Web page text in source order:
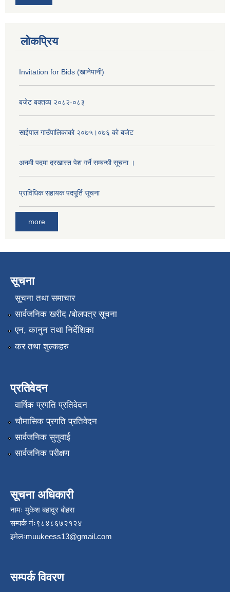
लोकप्रिय
Invitation for Bids (खानेपानी)
बजेट बक्तव्य २०८२-०८३
साईपाल गाउँपालिकाकाे २०७५।०७६ काे बजेट
अनमी पदमा दरखास्त पेश गर्ने सम्बन्धी सूचना ।
प्राविधिक सहायक पदपू्र्ति सूचना
more
सूचना
सूचना तथा समाचार
सार्वजनिक खरीद /बोलपत्र सूचना
एन, कानुन तथा निर्देशिका
कर तथा शुल्कहरु
प्रतिवेदन
वार्षिक प्रगति प्रतिवेदन
चौमासिक प्रगति प्रतिवेदन
सार्वजनिक सुनुवाई
सार्वजनिक परीक्षण
सूचना अधिकारी
नामः मुकेश बहादुर बोहरा
सम्पर्क नंः९८४८६७२१२४
इमेलःmuukeess13@gmail.com
सम्पर्क विवरण